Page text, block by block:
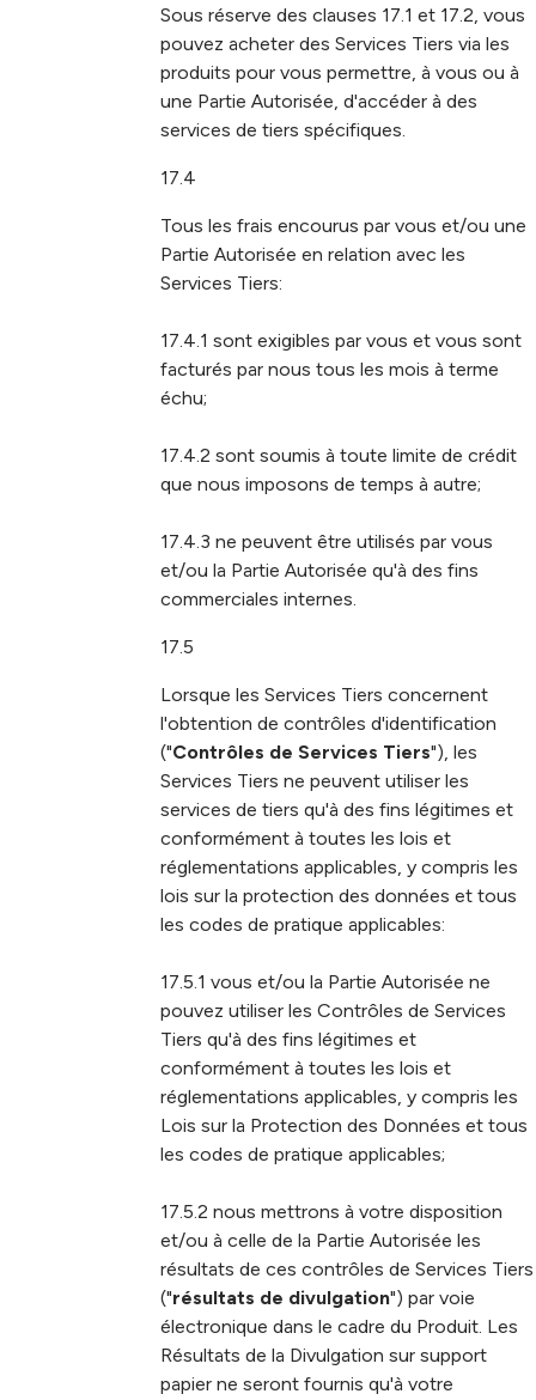
Sous réserve des clauses 17.1 et 17.2, vous
pouvez acheter des Services Tiers via les
produits pour vous permettre, à vous ou à
une Partie Autorisée, d'accéder à des
services de tiers spécifiques.
17.4
Tous les frais encourus par vous et/ou une
Partie Autorisée en relation avec les
Services Tiers:
17.4.1 sont exigibles par vous et vous sont
facturés par nous tous les mois à terme
échu;
17.4.2 sont soumis à toute limite de crédit
que nous imposons de temps à autre;
17.4.3 ne peuvent être utilisés par vous
et/ou la Partie Autorisée qu'à des fins
commerciales internes.
17.5
Lorsque les Services Tiers concernent
l'obtention de contrôles d'identification
("Contrôles de Services Tiers"), les
Services Tiers ne peuvent utiliser les
services de tiers qu'à des fins légitimes et
conformément à toutes les lois et
réglementations applicables, y compris les
lois sur la protection des données et tous
les codes de pratique applicables:
17.5.1 vous et/ou la Partie Autorisée ne
pouvez utiliser les Contrôles de Services
Tiers qu'à des fins légitimes et
conformément à toutes les lois et
réglementations applicables, y compris les
Lois sur la Protection des Données et tous
les codes de pratique applicables;
17.5.2 nous mettrons à votre disposition
et/ou à celle de la Partie Autorisée les
résultats de ces contrôles de Services Tiers
("résultats de divulgation") par voie
électronique dans le cadre du Produit. Les
Résultats de la Divulgation sur support
papier ne seront fournis qu'à votre